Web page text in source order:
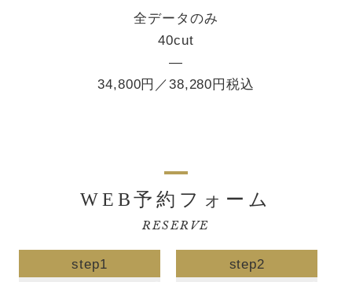
全データのみ
40cut
―
34,800円／38,280円税込
WEB予約フォーム
RESERVE
step1 step2